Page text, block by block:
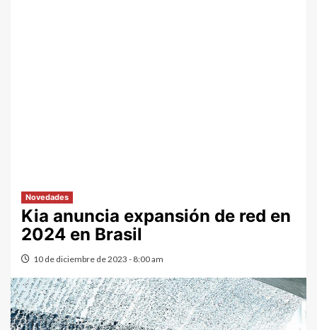
Novedades
Kia anuncia expansión de red en
2024 en Brasil
10 de diciembre de 2023 - 8:00 am